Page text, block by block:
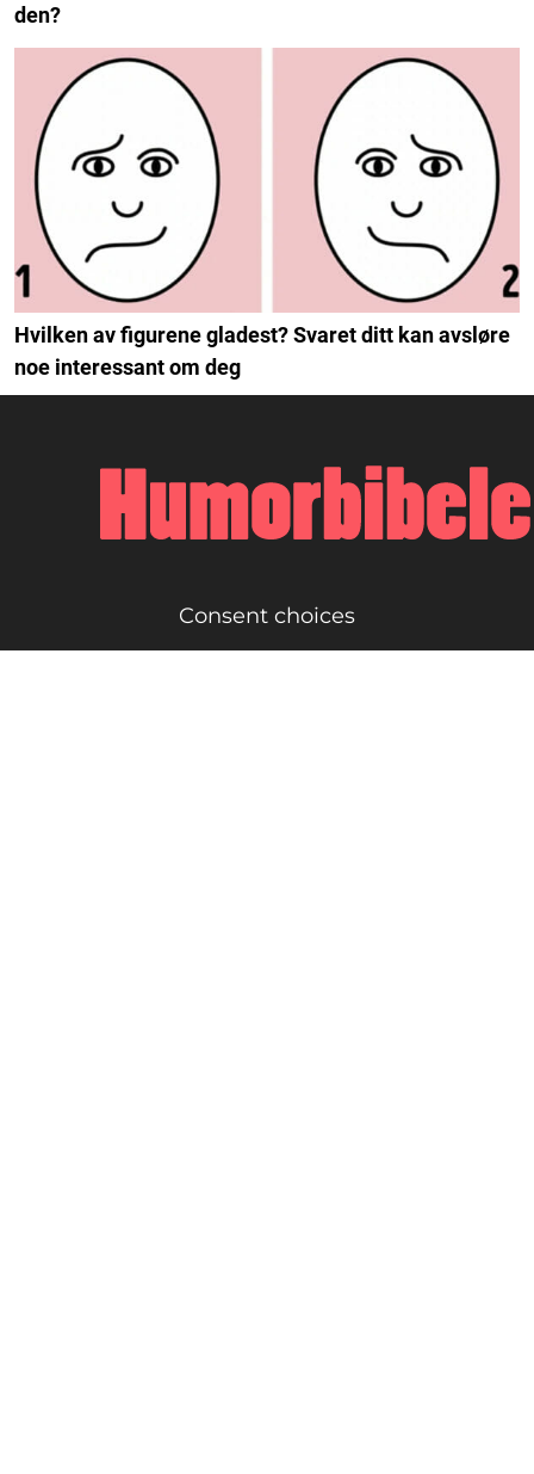
den?
Hvilken av figurene gladest? Svaret ditt kan avsløre
noe interessant om deg
Consent choices